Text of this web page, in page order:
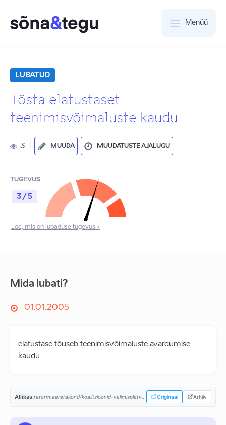
Menüü
LUBATUD
Tõsta elatustaset
teenimisvõimaluste kaudu
3 MUUDA MUUDATUSTE AJALUGU
TUGEVUS
3 / 5
Loe, mis on lubaduse tugevus >
Mida lubati?
01.01.2005
elatustase tõuseb teenimisvõimaluste avardumise
kaudu
Allikas: Originaal Arhiiv